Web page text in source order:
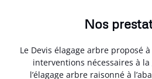
Nos
Le Devis élagage arbre proposé
interventions nécessaires à
l’élagage arbre raisonné à